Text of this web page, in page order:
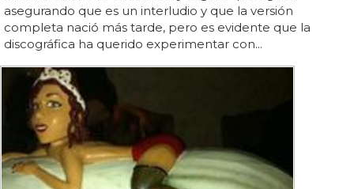
asegurando que es un interludio y que la versión
completa nació más tarde, pero es evidente que la
discográfica ha querido experimentar con...